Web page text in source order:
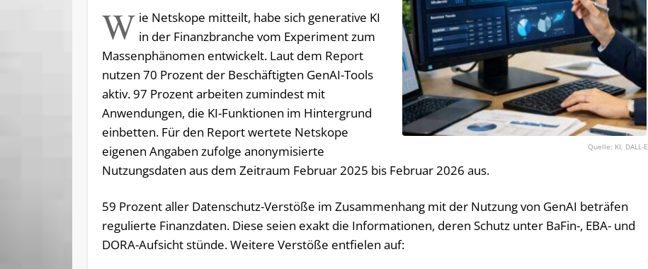
KI, DALL-E
W ie Netskope mitteilt, habe sich generative KI
in der Finanzbranche vom Experiment zum
Massenphänomen entwickelt. Laut dem Report
nutzen 70 Prozent der Beschäftigten GenAI-Tools
aktiv. 97 Prozent arbeiten zumindest mit
Anwendungen, die KI-Funktionen im Hintergrund
einbetten. Für den Report wertete Netskope
eigenen Angaben zufolge anonymisierte
Nutzungsdaten aus dem Zeitraum Februar 2025 bis Februar 2026 aus.
59 Prozent aller Datenschutz-Verstöße im Zusammenhang mit der Nutzung von GenAI beträfen
regulierte Finanzdaten. Diese seien exakt die Informationen, deren Schutz unter BaFin-, EBA- und
DORA-Aufsicht stünde. Weitere Verstöße entfielen auf: